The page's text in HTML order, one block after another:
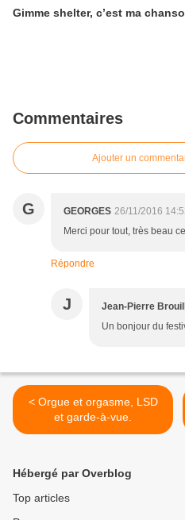
Gimme shelter, c’est ma
Commentaires
Ajouter un
G GEORGES 26/11/2016
Merci pour tout, très beau
Répondre
J Jean-Pierre
Un bonjour du
< Orgue et orgasme, LSD
et garde-à-vue.
Hébergé par Overblog
Top articles